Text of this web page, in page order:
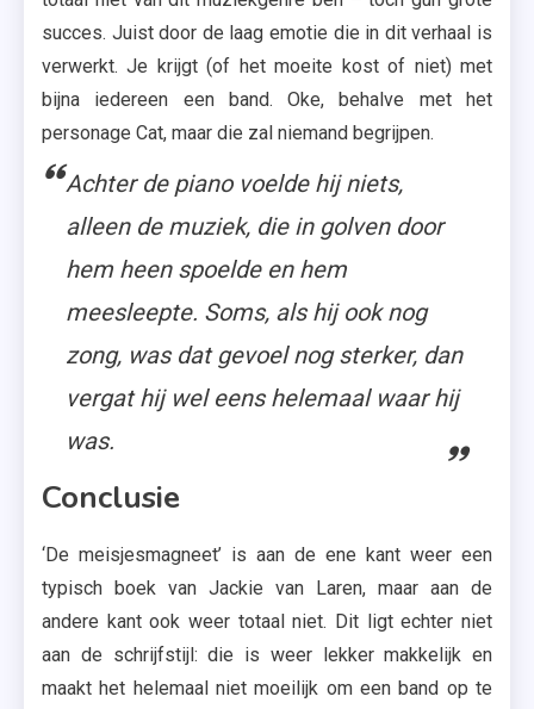
succes. Juist door de laag emotie die in dit verhaal is
verwerkt. Je krijgt (of het moeite kost of niet) met
bijna iedereen een band. Oke, behalve met het
personage Cat, maar die zal niemand begrijpen.
Achter de piano voelde hij niets,
alleen de muziek, die in golven door
hem heen spoelde en hem
meesleepte. Soms, als hij ook nog
zong, was dat gevoel nog sterker, dan
vergat hij wel eens helemaal waar hij
was.
Conclusie
‘De meisjesmagneet’ is aan de ene kant weer een
typisch boek van Jackie van Laren, maar aan de
andere kant ook weer totaal niet. Dit ligt echter niet
aan de schrijfstijl: die is weer lekker makkelijk en
maakt het helemaal niet moeilijk om een band op te